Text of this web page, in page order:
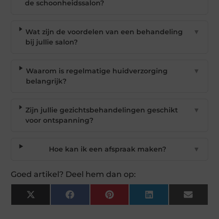
de schoonheidssalon?
Wat zijn de voordelen van een behandeling
bij jullie salon?
▼
Waarom is regelmatige huidverzorging
belangrijk?
▼
Zijn jullie gezichtsbehandelingen geschikt
voor ontspanning?
▼
Hoe kan ik een afspraak maken? ▼
Goed artikel? Deel hem dan op:
X
(Twitter)
Facebook Pinterest LinkedIn Email